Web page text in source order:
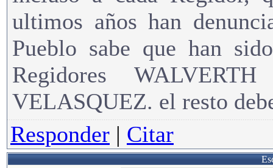
ultimos años han
Pueblo sabe que han
Regidores
VELASQUEZ. el resto
Responder | Citar